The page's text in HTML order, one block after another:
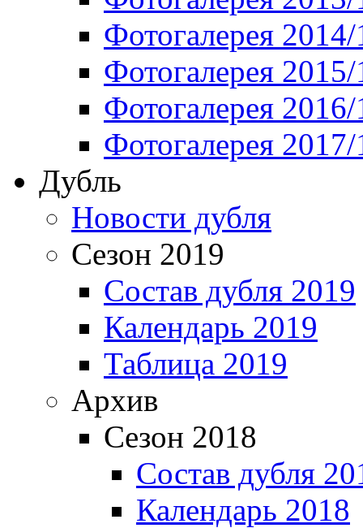
Фотогалерея
Фотогалерея
Фотогалерея
Фотогалерея
Дубль
Новости дубля
Сезон 2019
Состав дубля 2019
Календарь 2019
Таблица 2019
Архив
Сезон 2018
Состав дубля
Календарь 2018